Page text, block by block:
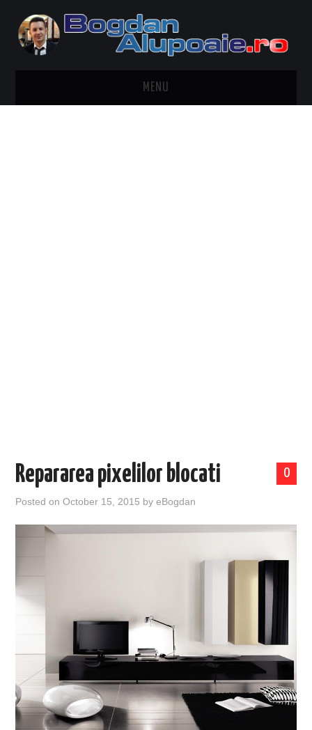
MENU
0
Repararea pixelilor blocati
Posted onOctober 15, 2015 byeBogdan